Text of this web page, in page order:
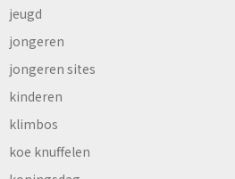
jeugd
jongeren
jongeren sites
kinderen
klimbos
koe knuffelen